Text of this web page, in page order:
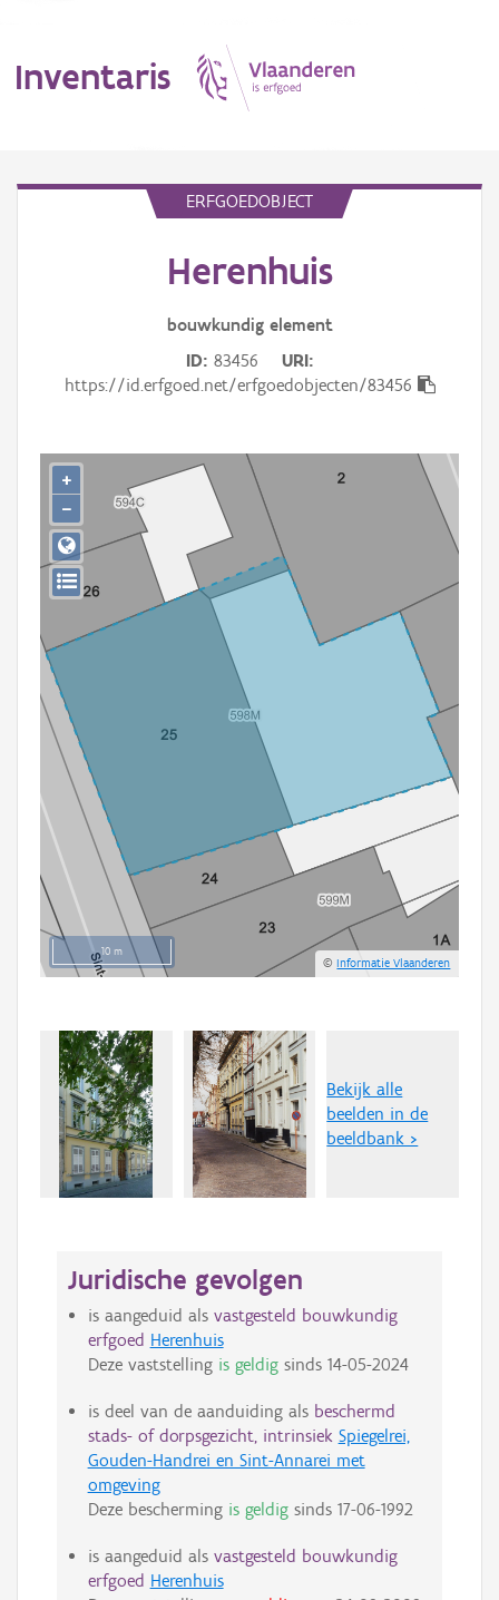
Inventaris
Gebeurtenis
Persoon of collectief
Downloads
Aanmelden
ERFGOEDOBJECT
Herenhuis
bouwkundig element
ID 83456
URI
https://id.erfgoed.net/erfgoedobjecten/83456
10 m
©Informatie Vlaanderen
+
−
Bekijk alle
beelden in de
beeldbank >
Juridische gevolgen
is aangeduid als vastgesteld bouwkundig
erfgoed Herenhuis
Deze vaststelling is geldigsinds 14-05-2024
is deel van de aanduiding als beschermd
stads- of dorpsgezicht, intrinsiek Spiegelrei,
Gouden-Handrei en Sint-Annarei met
omgeving
Deze bescherming is geldigsinds 17-06-1992
is aangeduid als vastgesteld bouwkundig
erfgoed Herenhuis